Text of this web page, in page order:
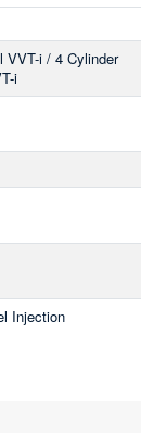
VVT-i / 4 Cylinder
i
Injection